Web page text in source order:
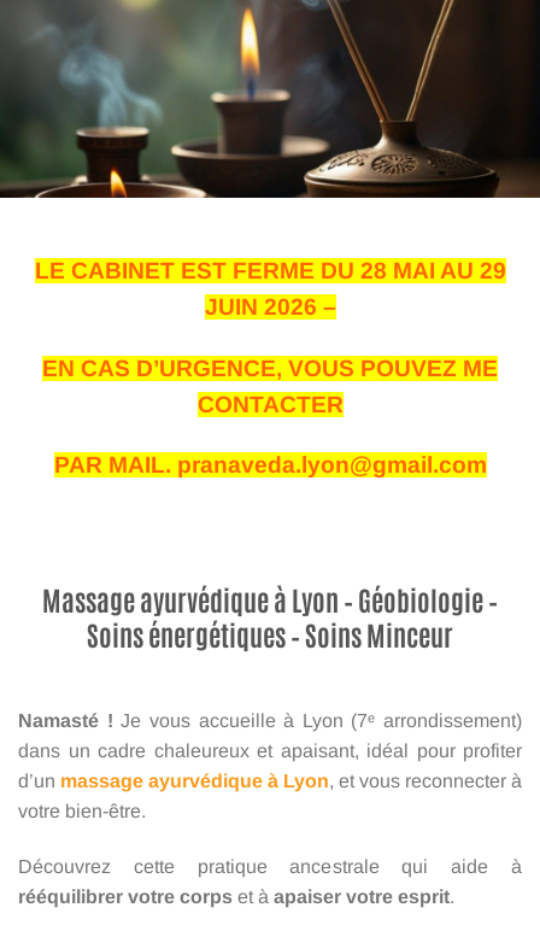
LE CABINET EST FERME DU 28 MAI AU 29
JUIN 2026 –
EN CAS D’URGENCE, VOUS POUVEZ ME
CONTACTER
PAR MAIL. pranaveda.lyon@gmail.com
Massage ayurvédique à Lyon – Géobiologie –
Soins énergétiques – Soins Minceur
Namasté ! Je vous accueille à Lyon (7ᵉ arrondissement)
dans un cadre chaleureux et apaisant, idéal pour profiter
d’un massage ayurvédique à Lyon, et vous reconnecter à
votre bien-être.
Découvrez cette pratique ancestrale qui aide à
rééquilibrer votre corps et à apaiser votre esprit.